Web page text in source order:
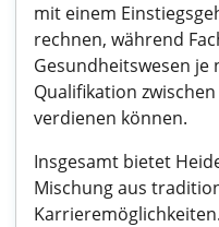
mit einem
rechnen, während
Gesundheitswesen je
Qualifikation
verdienen können.
Insgesamt bietet
Mischung aus